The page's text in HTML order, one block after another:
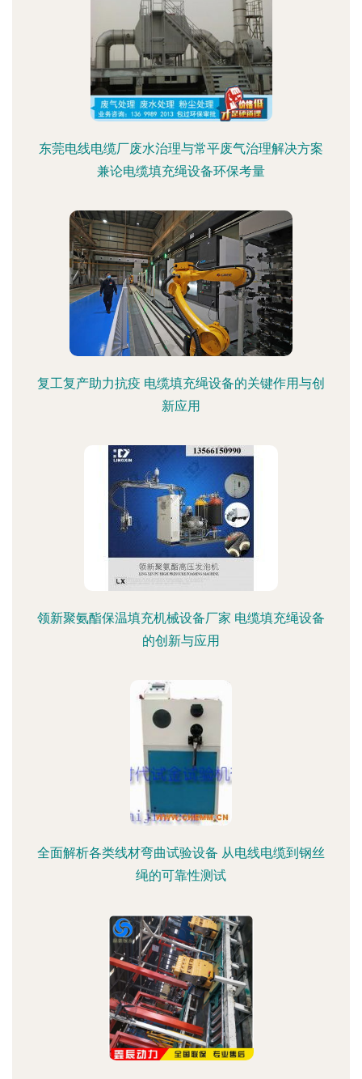
东莞电线电缆厂废水治理与常平废气治理解决方案
兼论电缆填充绳设备环保考量
复工复产助力抗疫 电缆填充绳设备的关键作用与创
新应用
领新聚氨酯保温填充机械设备厂家 电缆填充绳设备
的创新与应用
全面解析各类线材弯曲试验设备 从电线电缆到钢丝
绳的可靠性测试